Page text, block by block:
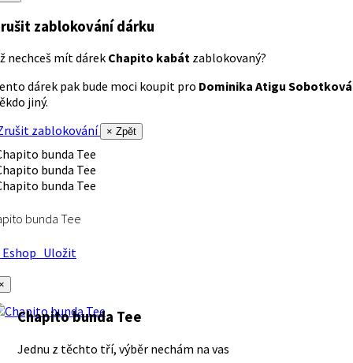
zablokování dárku
nechceš mít dárek Chapito kabát zablokovaný?
dárek pak bude moci koupit pro Dominika Atigu Sobotková
jiný.
zablokování
× Zpět
bunda Tee
Uložit
Chapito bunda Tee
Jednu z těchto tří, výběr nechám na vas